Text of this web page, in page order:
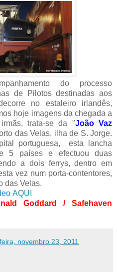
do processo
de Pilotos destinadas aos
no estaleiro irlandês,
hoje imagens da chegada a
trata-se da "João Vaz
das Velas, ilha de S. Jorge.
portuguesa, esta lancha
5 países e efectuou duas
a dois ferrys, dentro em
vez num porta-contentores,
das Velas.
AQUI
Goddard / Safehaven
novembro 23, 2011